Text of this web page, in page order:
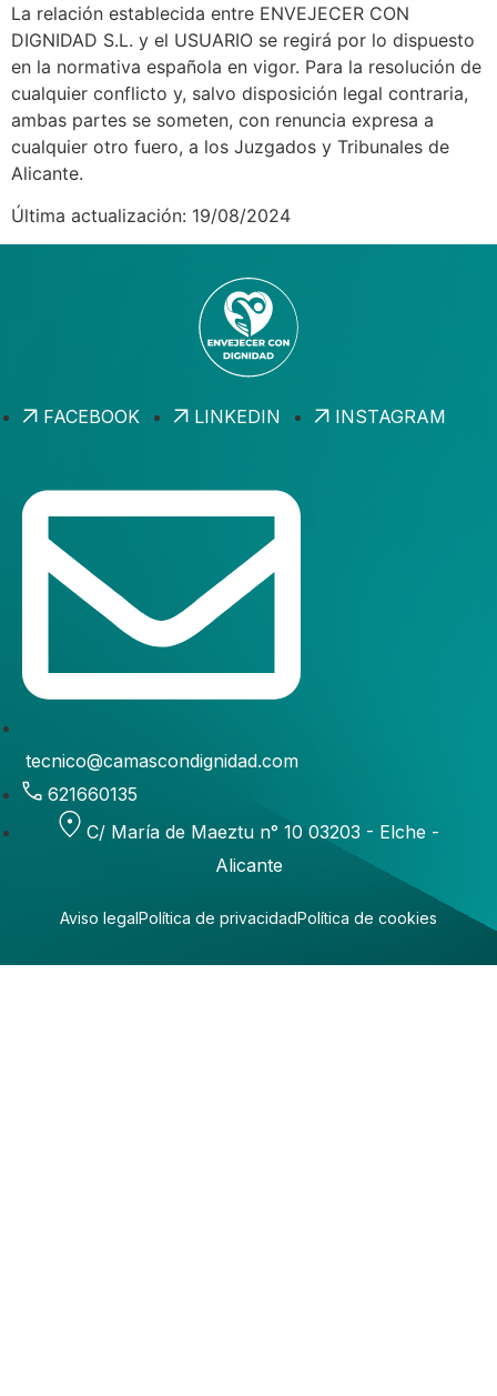
La relación establecida entre ENVEJECER CON
DIGNIDAD S.L. y el USUARIO se regirá por lo dispuesto
en la normativa española en vigor. Para la resolución de
cualquier conflicto y, salvo disposición legal contraria,
ambas partes se someten, con renuncia expresa a
cualquier otro fuero, a los Juzgados y Tribunales de
Alicante.
Última actualización: 19/08/2024
FACEBOOK LINKEDIN INSTAGRAM
tecnico@camascondignidad.com
621660135
C/ María de Maeztu n° 10 03203 - Elche -
Alicante
Aviso legalPolítica de privacidadPolítica de cookies